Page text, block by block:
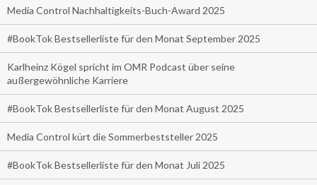
Media Control Nachhaltigkeits-Buch-Award 2025
#BookTok Bestsellerliste für den Monat September 2025
Karlheinz Kögel spricht im OMR Podcast über seine
außergewöhnliche Karriere
#BookTok Bestsellerliste für den Monat August 2025
Media Control kürt die Sommerbeststeller 2025
#BookTok Bestsellerliste für den Monat Juli 2025